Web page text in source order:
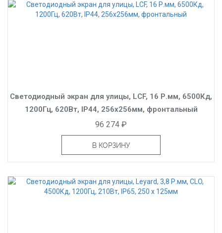
Светодиодный экран для улицы, LCF, 16 Р.мм, 6500Кд,
1200Гц, 620Вт, IP44, 256x256мм, фронтальный
96 274 ₽
В КОРЗИНУ